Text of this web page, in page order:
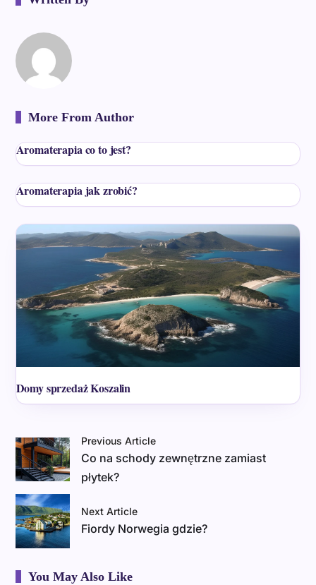
More From Author
Aromaterapia co to jest?
Aromaterapia jak zrobić?
Domy sprzedaż Koszalin
Previous Article
Co na schody zewnętrzne zamiast
płytek?
Next Article
Fiordy Norwegia gdzie?
You May Also Like